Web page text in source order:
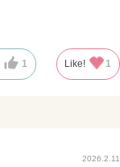
1 Like! 1
2026.2.11